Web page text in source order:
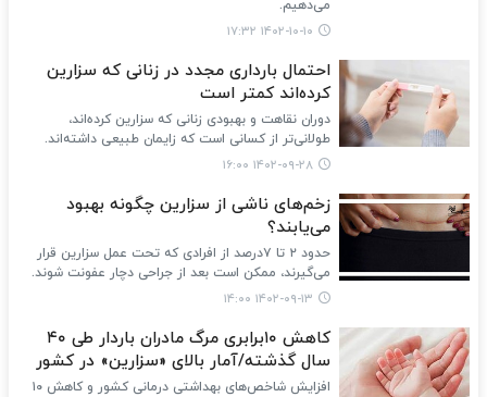
می‌دهیم.
۱۴۰۲-۱۰-۱۰ ۱۷:۳۲
احتمال بارداری مجدد در زنانی که سزارین
کرده‌اند کمتر است
دوران نقاهت و بهبودی زنانی که سزارین کرده‌اند،
طولانی‌تر از کسانی است که زایمان طبیعی داشته‌اند.
۱۴۰۲-۰۹-۲۸ ۱۶:۰۰
زخم‌های ناشی از سزارین چگونه بهبود
می‌یابند؟
حدود ۲ تا ۷درصد از افرادی که تحت عمل سزارین قرار
می‌گیرند، ممکن است بعد از جراحی دچار عفونت شوند.
۱۴۰۲-۰۹-۱۳ ۱۴:۰۰
کاهش ۱۰برابری مرگ مادران باردار طی ۴۰
سال گذشته/آمار بالای «سزارین» در کشور
افزایش شاخص‌های بهداشتی درمانی کشور و کاهش ۱۰